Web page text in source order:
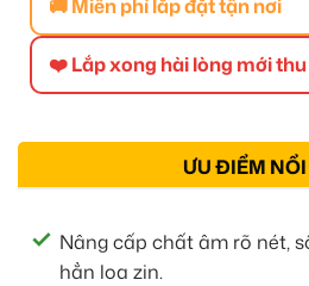
🚚 Miễn phí lắp đặt tận nơi
❤️ Lắp xong hài lòng mới
ƯU ĐIỂM
Nâng cấp chất âm rõ nét,
hẳn loa zin.